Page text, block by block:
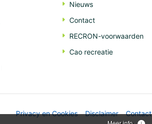
Nieuws
Contact
RECRON-voorwaarden
Cao recreatie
Privacy en Cookies Disclaimer Contact